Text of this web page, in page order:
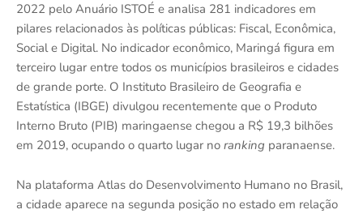
2022 pelo Anuário ISTOÉ e analisa 281 indicadores em
pilares relacionados às políticas públicas: Fiscal, Econômica,
Social e Digital. No indicador econômico, Maringá figura em
terceiro lugar entre todos os municípios brasileiros e cidades
de grande porte. O Instituto Brasileiro de Geografia e
Estatística (IBGE) divulgou recentemente que o Produto
Interno Bruto (PIB) maringaense chegou a R$ 19,3 bilhões
em 2019, ocupando o quarto lugar no ranking paranaense.
Na plataforma Atlas do Desenvolvimento Humano no Brasil,
a cidade aparece na segunda posição no estado em relação